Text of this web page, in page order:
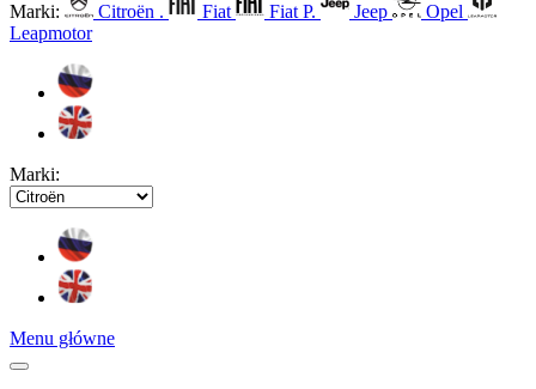
Marki: Citroën . Fiat Fiat P. Jeep
Opel
Leapmotor
Marki:
Menu główne